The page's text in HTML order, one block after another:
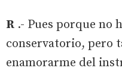
R .- Pues porque no
conservatorio, pero
enamorarme del